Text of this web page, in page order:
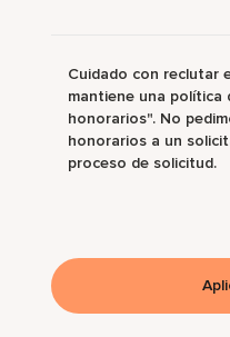
Cuidado con reclutar
mantiene una política
honorarios". No
honorarios a un
proceso de solicitud.